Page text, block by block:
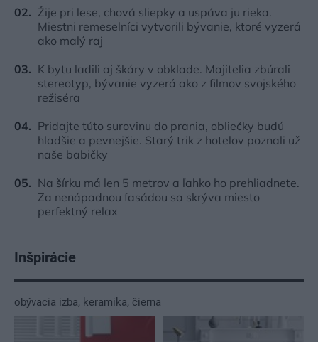
Žije pri lese, chová sliepky a uspáva ju rieka.
Miestni remeselníci vytvorili bývanie, ktoré vyzerá
ako malý raj
K bytu ladili aj škáry v obklade. Majitelia zbúrali
stereotyp, bývanie vyzerá ako z filmov svojského
režiséra
Pridajte túto surovinu do prania, obliečky budú
hladšie a pevnejšie. Starý trik z hotelov poznali už
naše babičky
Na šírku má len 5 metrov a ľahko ho prehliadnete.
Za nenápadnou fasádou sa skrýva miesto
perfektný relax
Inšpirácie
obývacia izba, keramika, čierna